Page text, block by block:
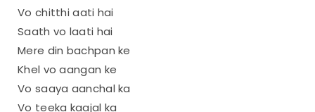
Vo chitthi aati hai
Saath vo laati hai
Mere din bachpan ke
Khel vo aangan ke
Vo saaya aanchal ka
Vo teeka kaajal ka